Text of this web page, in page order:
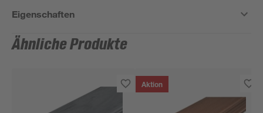
Eigenschaften
Ähnliche Produkte
Aktion